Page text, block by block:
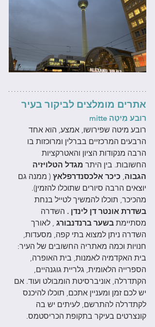
אתרים מומלצים לביקור בעיר
רובע מִיִטֵה mitte
רובע מיטה שפירושו, אמצע, הוא אחד
הרבעים המרכזיים בברלין ומרוכזות בו
הרבה מנקודות הציון והאטרקציות
החשובות. בין היתר מגדל הטלויזיה
הגבוה, כיכר אלכסנדרפלאץ ( ממנה גם
יוצאים הרבה סיורים שתוכלו להזמין).
מהכיכר, תוכלו להמשיך לטייל בנחת
בשדרת אונטר דן לינדן . השדרה
מסתיימת בשער ברנדנבורג , לאורך
השדרה ניתן למצוא בתי קפה, מסעדות,
חנויות וכמה מאתריה החשובים של העיר:
בית האקדמיה לאמנות, בית האופרה,
הספרייה הלאומית, גלריית גוגנהיים,
הקתדרלה, אוניברסיטת הומבולט ועוד. אם
יש לכם זמן ומעניין אתכם, תוכלו להיכנס
לקתדרלה להתרשם, לעיתים יש בה
קונצרטים בעיקר בתקופת הכריסטמס.